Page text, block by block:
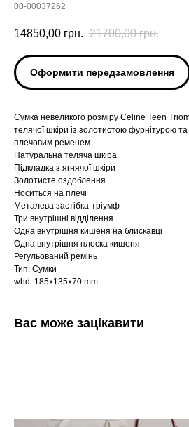
00-00037262
14850,00 грн. 21700,00 грн.
Оформити передзамовлення
Cумка невеликого розміру Celine Teen
телячої шкіри із золотистою фурнітурою
плечовим ременем.
Натуральна теляча шкіра
Підкладка з ягнячої шкіри
Золотисте оздоблення
Носиться на плечі
Металева застібка-тріумф
Три внутрішні відділення
Одна внутрішня кишеня на блискавці
Одна внутрішня плоска кишеня
Регульований ремінь
Тип: Сумки
whd: 185x135x70 mm
Вас може зацікавити